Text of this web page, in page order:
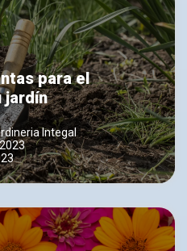
para el
jardín
Integal